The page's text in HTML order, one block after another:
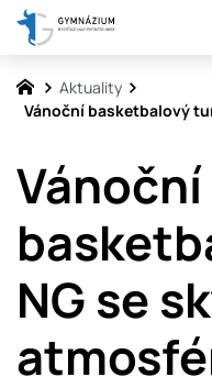
Aktuality
Vánoční basketbalový
Vánoční
NG se